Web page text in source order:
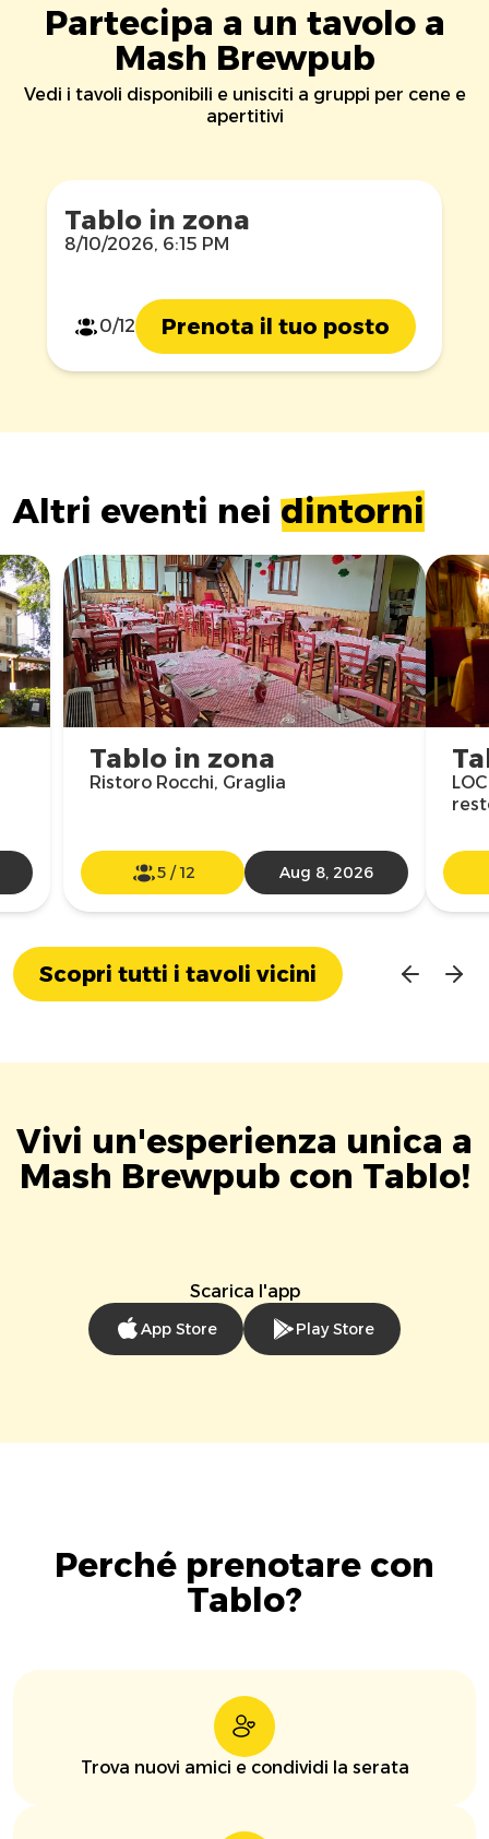
Partecipa a un tavolo a
Mash Brewpub
Vedi i tavoli disponibili e unisciti a gruppi per cene e
apertitivi
Tablo in zona
8/10/2026, 6:15 PM
0/12 Prenota il tuo posto
Altri eventi nei dintorni
Tablo in zona
Ristoro Rocchi, Graglia
5/12 Aug 8, 2026
Scopri tutti i tavoli vicini
Vivi un'esperienza unica a
Mash Brewpub con Tablo!
Scarica l'app
App Store Play Store
Perché prenotare con
Tablo?
Trova nuovi amici e condividi la serata